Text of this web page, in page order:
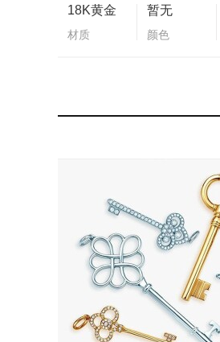
18K黄金
材质
暂无
颜色